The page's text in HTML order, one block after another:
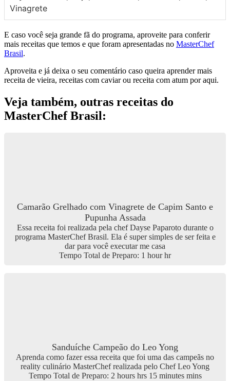
Vinagrete
E caso você seja grande fã do programa, aproveite para conferir
mais receitas que temos e que foram apresentadas no MasterChef
Brasil.
Aproveita e já deixa o seu comentário caso queira aprender mais
receita de vieira, receitas com caviar ou receita com atum por aqui.
Veja também, outras receitas do
MasterChef Brasil:
Camarão Grelhado com Vinagrete de Capim Santo e
Pupunha Assada
Essa receita foi realizada pela chef Dayse Paparoto durante o
programa MasterChef Brasil. Ela é super simples de ser feita e
dar para você executar me casa
Tempo Total de Preparo: 1 hour hr
Sanduíche Campeão do Leo Yong
Aprenda como fazer essa receita que foi uma das campeãs no
reality culinário MasterChef realizada pelo Chef Leo Yong
Tempo Total de Preparo: 2hours hrs 15minutes mins